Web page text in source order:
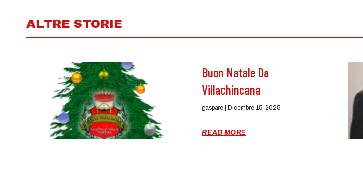
ALTRE STORIE
Buon Natale Da
Villachincana
gaspare Dicembre 15, 2025
READ MORE